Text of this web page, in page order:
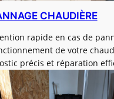
CHAUDIÈRE
rapide en cas de
de votre
précis et réparation